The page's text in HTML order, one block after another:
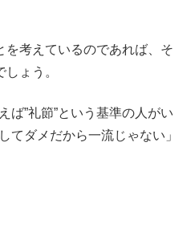
を考えているのであれば、そ
ょう。
ば”礼節”という基準の人がい
てダメだから一流じゃない」